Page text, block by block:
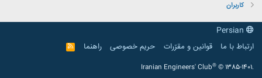
کاربران
ارتباط با ما
قوانین و مقرّرات حریم خصوصی راهنما
R
S
Iranian Engineers' Club® © 1385-1401.